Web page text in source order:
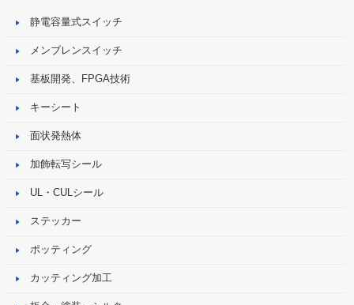
静電容量式スイッチ
メンブレンスイッチ
基板開発、FPGA技術
キーシート
面状発熱体
加飾転写シール
UL・CULシール
ステッカー
ポッティング
カッティング加工